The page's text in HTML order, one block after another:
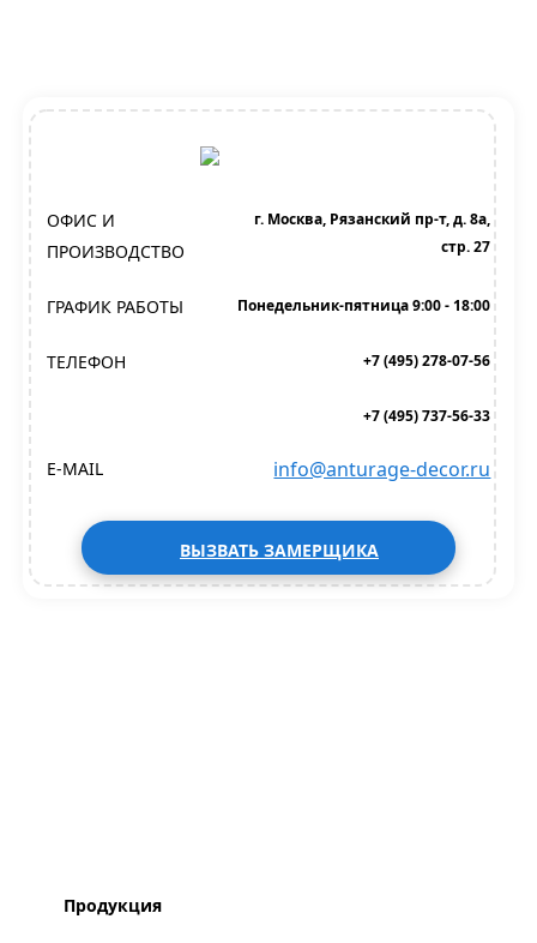
ОФИС И
ПРОИЗВОДСТВО
г. Москва, Рязанский пр-т, д. 8а,
стр. 27
ГРАФИК РАБОТЫ Понедельник-пятница 9:00 - 18:00
ТЕЛЕФОН +7 (495) 278-07-56
+7 (495) 737-56-33
E-MAIL info@anturage-decor.ru
ВЫЗВАТЬ ЗАМЕРЩИКА
Продукция